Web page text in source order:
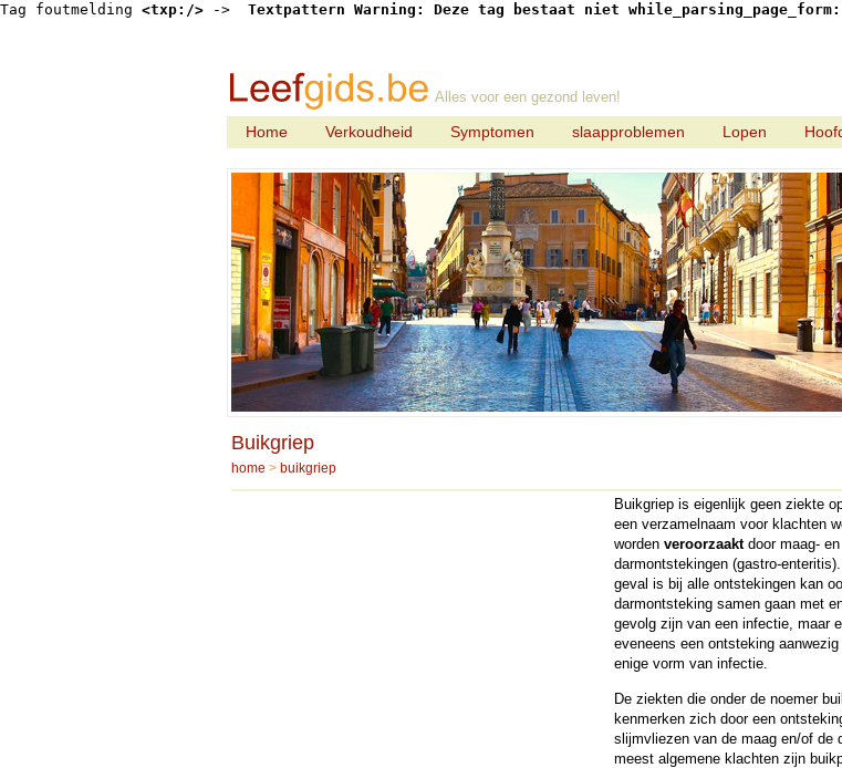
Tag foutmelding <txp:/> -> Textpattern Warning: Deze tag bestaat niet
Alles voor een gezond leven!
Home Verkoudheid Symptomen slaapproblemen Lopen
Buikgriep
home > buikgriep
Buikgriep is eigenlijk geen ziekte
een verzamelnaam voor klachten
worden veroorzaaktdoor maag- en
darmontstekingen (gastro-
geval is bij alle ontstekingen kan
darmontsteking samen gaan met
gevolg zijn van een infectie, maar
eveneens een ontsteking
enige vorm van infectie.
De ziekten die onder de noemer
kenmerken zich door een
slijmvliezen van de maag en/of de
meest algemene klachten zijn